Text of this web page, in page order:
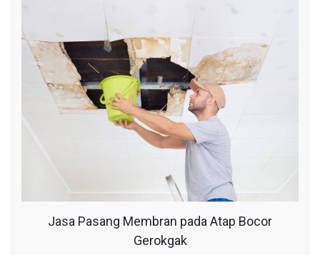
Jasa Pasang Membran pada Atap Bocor
Gerokgak